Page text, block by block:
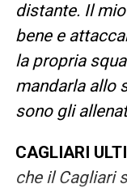
distante. Il
bene e
la propria
mandarla allo
sono gli
CAGLIARI
che il Cagliari